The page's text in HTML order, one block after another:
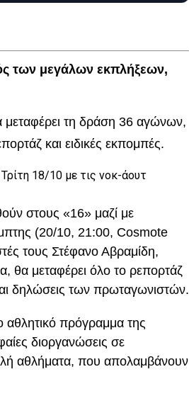
των μεγάλων εκπλήξεων,
μεταφέρει τη δράση 36 αγώνων,
και ειδικές εκπομπές.
18/10 με τις νοκ-άουτ
στους «16» μαζί με
(20/10, 21:00, Cosmote
τους Στέφανο Αβραμίδη,
μεταφέρει όλο το ρεπορτάζ
δηλώσεις των πρωταγωνιστών.
αθλητικό πρόγραμμα της
διοργανώσεις σε
αθλήματα, που απολαμβάνουν